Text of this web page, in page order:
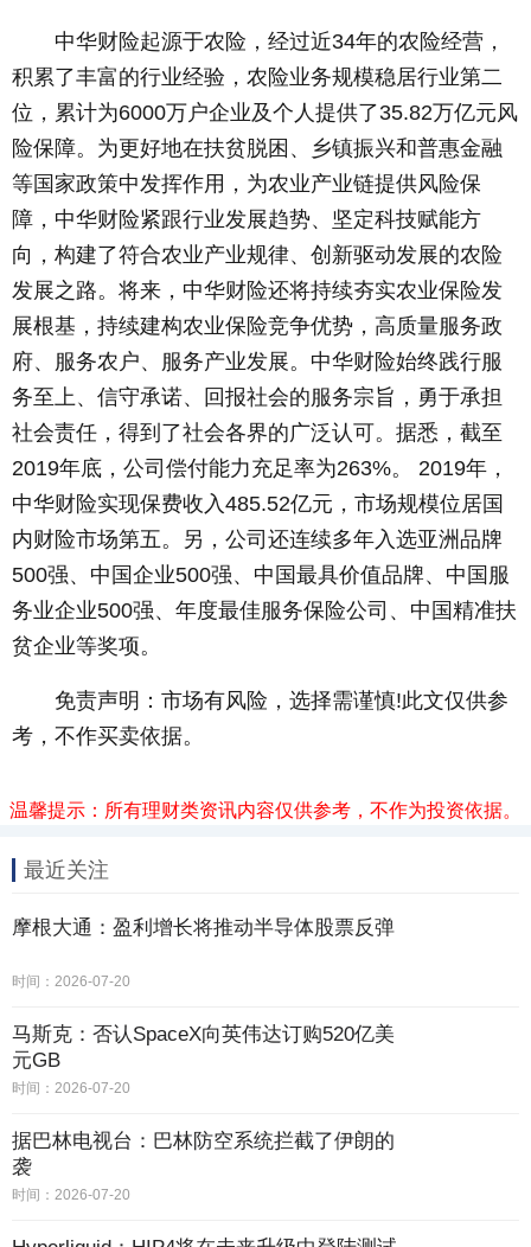
中华财险起源于农险，经过近34年的农险经营，
积累了丰富的行业经验，农险业务规模稳居行业第二
位，累计为6000万户企业及个人提供了35.82万亿元风
险保障。为更好地在扶贫脱困、乡镇振兴和普惠金融
等国家政策中发挥作用，为农业产业链提供风险保
障，中华财险紧跟行业发展趋势、坚定科技赋能方
向，构建了符合农业产业规律、创新驱动发展的农险
发展之路。将来，中华财险还将持续夯实农业保险发
展根基，持续建构农业保险竞争优势，高质量服务政
府、服务农户、服务产业发展。中华财险始终践行服
务至上、信守承诺、回报社会的服务宗旨，勇于承担
社会责任，得到了社会各界的广泛认可。据悉，截至
2019年底，公司偿付能力充足率为263%。 2019年，
中华财险实现保费收入485.52亿元，市场规模位居国
内财险市场第五。另，公司还连续多年入选亚洲品牌
500强、中国企业500强、中国最具价值品牌、中国服
务业企业500强、年度最佳服务保险公司、中国精准扶
贫企业等奖项。
免责声明：市场有风险，选择需谨慎!此文仅供参
考，不作买卖依据。
温馨提示：所有理财类资讯内容仅供参考，不作为投资依据。
最近关注
摩根大通：盈利增长将推动半导体股票反弹
时间：2026-07-20
马斯克：否认SpaceX向英伟达订购520亿美
元GB
时间：2026-07-20
据巴林电视台：巴林防空系统拦截了伊朗的
袭
时间：2026-07-20